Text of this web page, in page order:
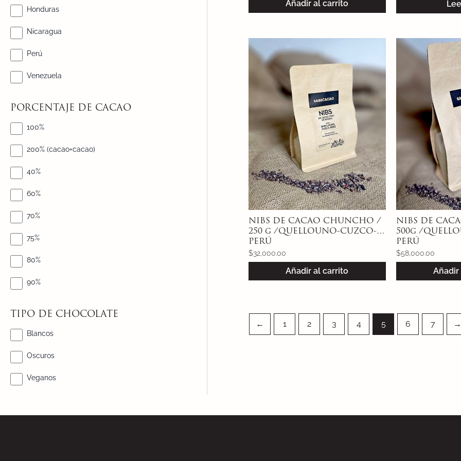
Honduras
Nicaragua
Perú
Venezuela
PORCENTAJE DE CACAO
100%
200% (cacao+cacao)
40%
60%
70%
75%
80%
90%
TIPO DE CHOCOLATE
Blancos
Oscuros
Veganos
Añadir al carrito
NIBS DE CACAO CHUNCHO /
250 g /QUELLOUNO-CUZCO-
PERÚ
$32,000.00
Añadir al carrito
NIBS DE
500g /
PERÚ
$58,000.00
← 1 2 3 4 5 6 7 →